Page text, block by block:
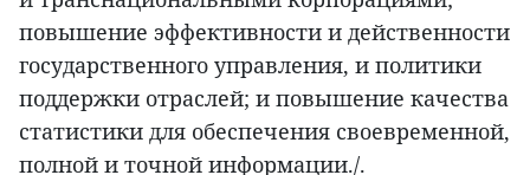
повышение эффективности и действенности
государственного управления, и политики
поддержки отраслей; и повышение качества
статистики для обеспечения своевременной,
полной и точной информации./.